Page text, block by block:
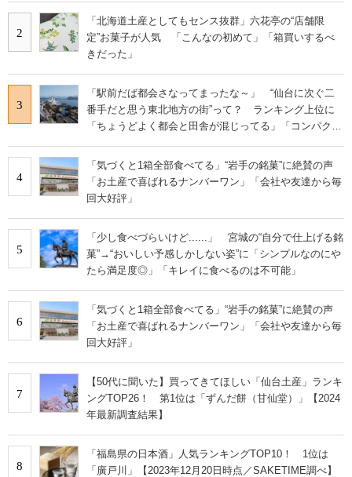
2
「北海道土産としてもセンス抜群」六花亭の“店舗限
定”お菓子が人気 「こんなの初めて」「箱買いするべ
きだった」
3
「駅前だば都会さなってまったな～」 “仙台に次ぐ二
番手だと思う東北地方の街”って？ ランキング上位に
「ちょうどよく都会と田舎が混じってる」「コンパクト
4
「気づくと1箱全部食べてる」“岩手の銘菓”に絶賛の声
「お土産で喜ばれるナンバーワン」「会社や友達から毎
回大好評」
5
「少し食べづらいけど......」 宮城の“自分で仕上げる銘
菓”→“おいしい予感しかしない姿”に「シンプルなのにや
たら満足度◎」「キレイに食べるのは不可能」
6
「気づくと1箱全部食べてる」“岩手の銘菓”に絶賛の声
「お土産で喜ばれるナンバーワン」「会社や友達から毎
回大好評」
7
【50代に聞いた】買ってきてほしい「仙台土産」ランキ
ングTOP26！ 第1位は「ずんだ餅（甘仙堂）」【2024
年最新調査結果】
8
「福島県の日本酒」人気ランキングTOP10！ 1位は
「廣戸川」【2023年12月20日時点／SAKETIME調べ】